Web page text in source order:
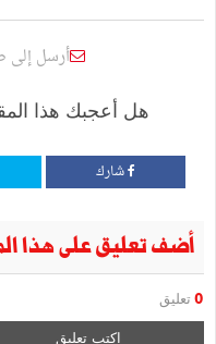
أرسل
هل أعجبك هذا
شارك
أضف تعليق على هذا
0 تعليق
اكتب تعليق